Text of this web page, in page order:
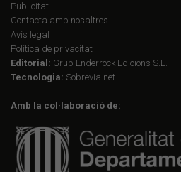
Publicitat
Contacta amb nosaltres
Avís legal
Política de privacitat
Editorial: Grup Enderrock Edicions S.L.
Tecnologia: Sobrevia.net
Amb la col·laboració de: